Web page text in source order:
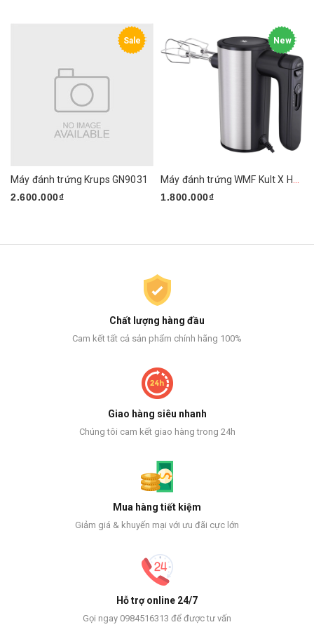
Sale
Máy đánh trứng Krups GN9031
2.600.000₫
New
1.800.000₫
Chất lượng hàng đầu
Cam kết tất cả sản phẩm chính hãng 100%
Giao hàng siêu nhanh
Chúng tôi cam kết giao hàng trong 24h
Mua hàng tiết kiệm
Giảm giá & khuyến mại với ưu đãi cực lớn
Hỗ trợ online 24/7
Gọi ngay 0984516313 để được tư vấn